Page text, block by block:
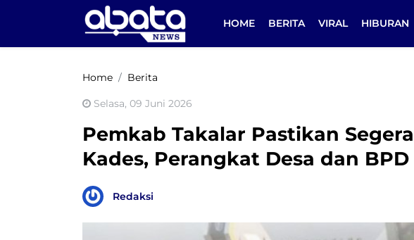
HOME BERITA VIRAL HIBURAN
Home Berita
Selasa, 09 Juni 2026
Pemkab Takalar Pastikan
Kades, Perangkat Desa dan BPD
Redaksi